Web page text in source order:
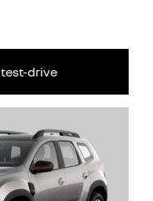
drive